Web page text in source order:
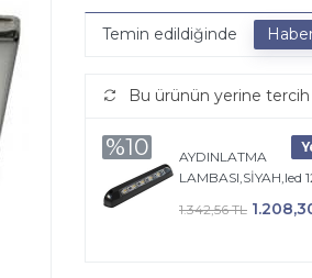
Temin edildiğinde
Bu ürünün yerine
AYDINLATMA
LAMBASI,SİYAH,led
1.342,56 TL
%10